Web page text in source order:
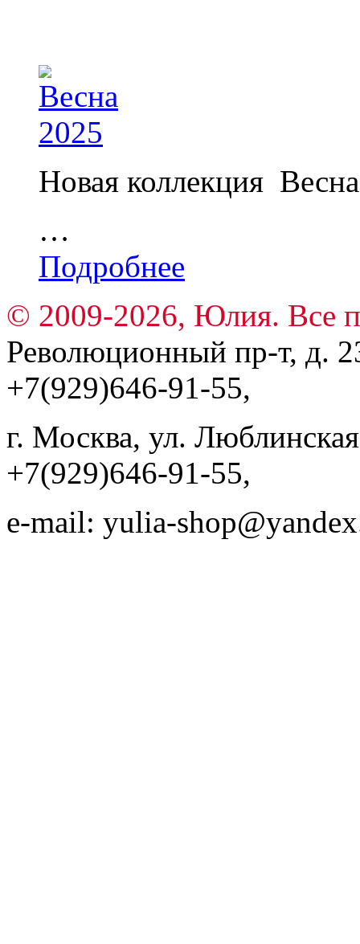
Новая коллекция
…
Подробнее
© 2009-2026, Юлия. Все
Революционный пр-т, д.
+7(929)646-91-55,
г. Москва, ул.
+7(929)646-91-55,
e-mail: yulia-